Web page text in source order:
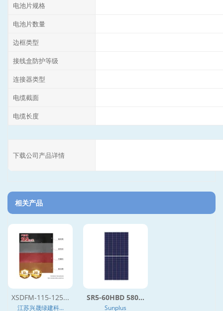
电池片规格
电池片数量
边框类型
接线盒防护等级
连接器类型
电缆截面
电缆长度
下载公司产品详情
相关产品
XSDFM-115-125...
江苏兴晟绿建科...
SR5-60HBD 580...
Sunplus